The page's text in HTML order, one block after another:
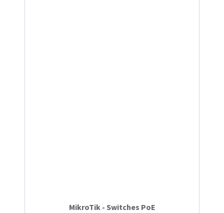
MikroTik - Switches PoE